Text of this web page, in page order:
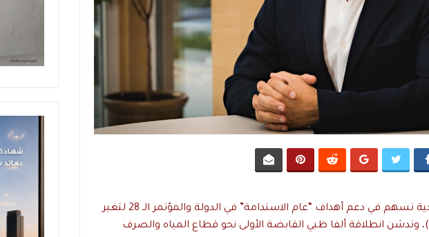
خطوة استراتيجية تسهم في دعم أهداف “عام الاستدامة” في الدولة والمؤتمر الـ 28 لتغير
المناخ (كوب 28)، وتدشن انطلاقة ألفا ظبي القابضة الأولى نحو قطاع المياه والصرف